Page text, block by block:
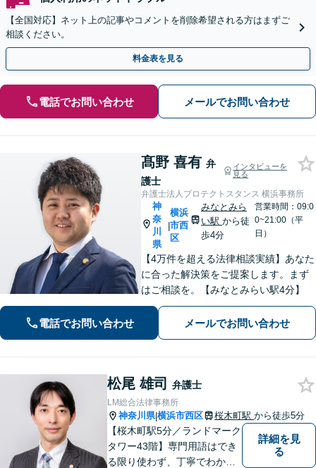
【全国対応】ネット上の記事やコメントを削除希望される方はまずご
相談ください。
料金表を見る
電話でお問い合わせ メールでお問い合わせ
髙野 喜有 弁
護士
インタビューを
見る
弁護士法人プロテクトスタンス 横浜事務所
神
奈
川
県
|
横浜
市西
区
みなとみら
い駅 から徒
歩4分
営業時間：09:0
0~21:00（平
日）
【4万件を超える法律相談実績】あなた
に合った解決策をご提案します。まず
はご相談を。【みなとみらい駅4分】
電話でお問い合わせ メールでお問い合わせ
松尾 雄司 弁護士
LM総合法律事務所
神奈川県|横浜市西区 桜木町駅 から徒歩5分
【桜木町駅5分／ランドマーク
タワー43階】専門用語はでき
る限り使わず、丁寧でわかり
詳細を見
る